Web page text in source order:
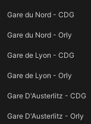
Gare du Nord - CDG
Gare du Nord - Orly
Gare de Lyon - CDG
Gare de Lyon - Orly
Gare D'Austerlitz - CDG
Gare D'Austerlitz - Orly